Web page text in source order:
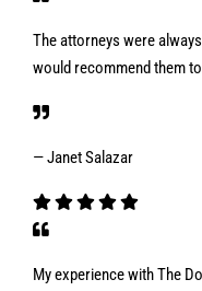
The attorneys were
would recommend them
— Janet Salazar
My experience with The